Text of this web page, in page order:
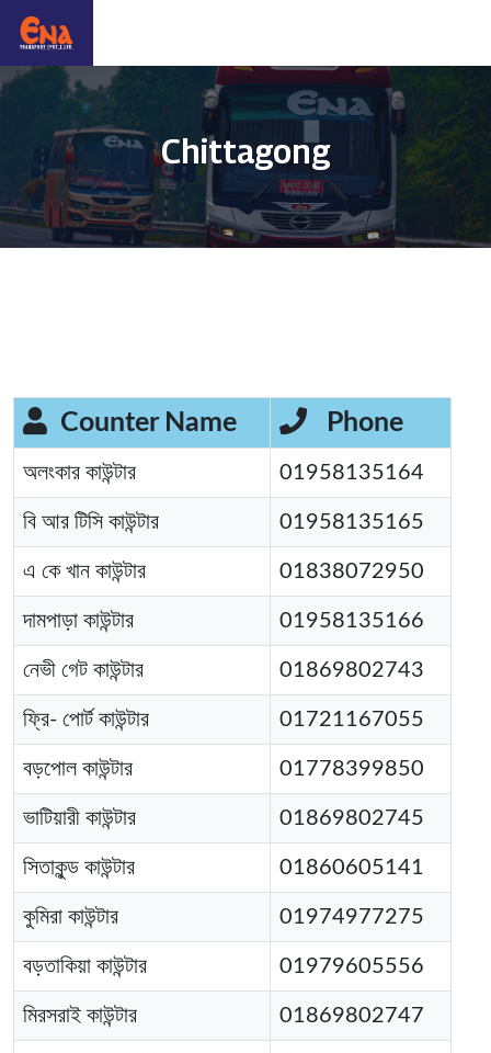
Chittagong
Counter Name Phone
অলংকার কাউন্টার 01958135164
বি আর টিসি কাউন্টার 01958135165
এ কে খান কাউন্টার 01838072950
দামপাড়া কাউন্টার 01958135166
নেভী গেট কাউন্টার 01869802743
ফ্রি- পোর্ট কাউন্টার 01721167055
বড়পোল কাউন্টার 01778399850
ভাটিয়ারী কাউন্টার 01869802745
সিতাকুন্ড কাউন্টার 01860605141
কুমিরা কাউন্টার 01974977275
বড়তাকিয়া কাউন্টার 01979605556
মিরসরাই কাউন্টার 01869802747